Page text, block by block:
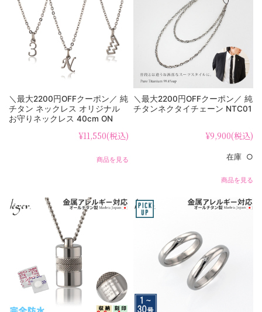
＼最大2200円OFFクーポン／ 純
チタン ネックレス オリジナル
お守りネックレス 40cm ON
¥11,550(税込)
商品を見る
＼最大2200円OFFクーポン／ 純
チタンネクタイチェーン NTC01
¥9,900(税込)
在庫 ○
商品を見る